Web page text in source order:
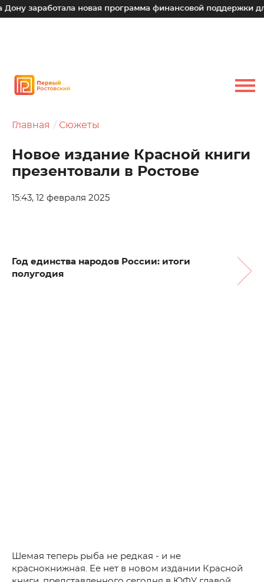
новая программа финансовой поддержки для малых
Главная Сюжеты
Новое издание Красной книги
презентовали в Ростове
15:43, 12 февраля 2025
Год единства народов России: итоги
полугодия
Шемая теперь рыба не редкая - и не
краснокнижная. Ее нет в новом издании Красной